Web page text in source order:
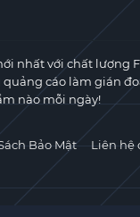
nhất với chất lượng
cáo làm gián
nào mỗi ngày!
Bảo Mật Liên hệ